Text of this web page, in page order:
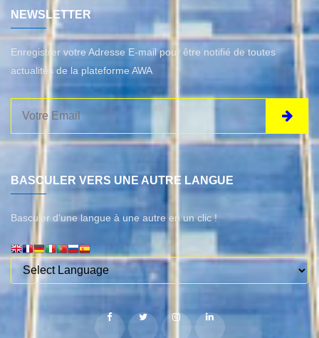
NEWSLETTER
Enregistrer votre Adresse E-mail pour être notifié de toutes
actualités de la plateforme AWA
BASCULER VERS UNE AUTRE LANGUE
Basculer d'une langue à une autre en un clic !